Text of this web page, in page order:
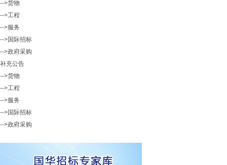
-->货物
-->工程
-->服务
-->国际招标
-->政府采购
补充公告
-->货物
-->工程
-->服务
-->国际招标
-->政府采购